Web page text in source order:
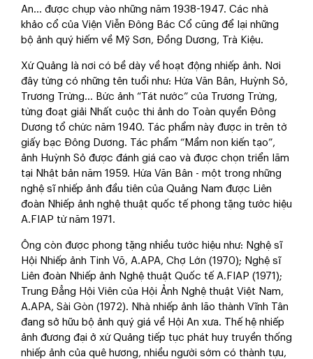
An... được chụp vào những năm 1938-1947. Các nhà
khảo cổ của Viện Viễn Đông Bác Cổ cũng để lại những
bộ ảnh quý hiếm về Mỹ Sơn, Đồng Dương, Trà Kiệu.
Xứ Quảng là nơi có bề dày về hoạt động nhiếp ảnh. Nơi
đây từng có những tên tuổi như: Hứa Văn Bân, Huỳnh Sỏ,
Trương Trừng... Bức ảnh “Tát nước” của Trương Trừng,
từng đoạt giải Nhất cuộc thi ảnh do Toàn quyền Đông
Dương tổ chức năm 1940. Tác phẩm này được in trên tờ
giấy bạc Đông Dương. Tác phẩm “Mầm non kiến tạo”,
ảnh Huỳnh Sỏ được đánh giá cao và được chọn triển lãm
tại Nhật bản năm 1959. Hứa Văn Bân - một trong những
nghệ sĩ nhiếp ảnh đầu tiên của Quảng Nam được Liên
đoàn Nhiếp ảnh nghệ thuật quốc tế phong tặng tước hiệu
A.FIAP từ năm 1971.
Ông còn được phong tặng nhiều tước hiệu như: Nghệ sĩ
Hội Nhiếp ảnh Tinh Võ, A.APA, Chợ Lớn (1970); Nghệ sĩ
Liên đoàn Nhiếp ảnh Nghệ thuật Quốc tế A.FIAP (1971);
Trung Đẳng Hội Viên của Hội Ảnh Nghệ thuật Việt Nam,
A.APA, Sài Gòn (1972). Nhà nhiếp ảnh lão thành Vĩnh Tân
đang sở hữu bộ ảnh quý giá về Hội An xưa. Thế hệ nhiếp
ảnh đương đại ở xứ Quảng tiếp tục phát huy truyền thống
nhiếp ảnh của quê hương, nhiều người sớm có thành tựu,